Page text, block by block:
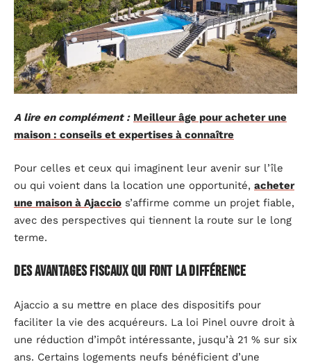
A lire en complément : Meilleur âge pour acheter une
maison : conseils et expertises à connaître
Pour celles et ceux qui imaginent leur avenir sur l’île
ou qui voient dans la location une opportunité, acheter
une maison à Ajaccio s’affirme comme un projet fiable,
avec des perspectives qui tiennent la route sur le long
terme.
Des avantages fiscaux qui font la différence
Ajaccio a su mettre en place des dispositifs pour
faciliter la vie des acquéreurs. La loi Pinel ouvre droit à
une réduction d’impôt intéressante, jusqu’à 21 % sur six
ans. Certains logements neufs bénéficient d’une